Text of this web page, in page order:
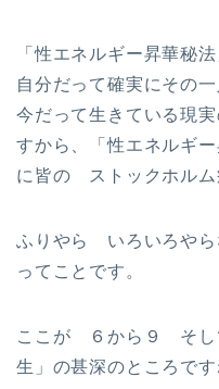
「性エネルギー昇華秘
自分だって確実にその
今だって生きている現
すから、「性エネルギ
に皆の ストックホル
ふりやら いろいろやら
ってことです。
ここが ６から９ そ
生」の甚深のところです